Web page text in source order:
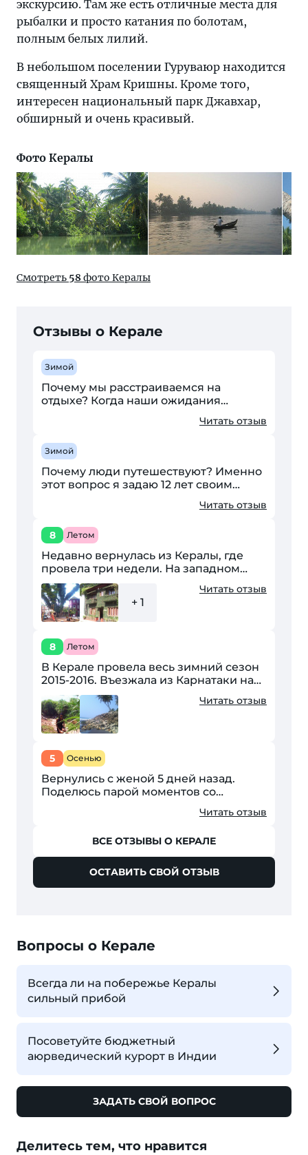
экскурсию. Там же есть отличные места для
рыбалки и просто катания по болотам,
полным белых лилий.
В небольшом поселении Гуруваюр находится
священный Храм Кришны. Кроме того,
интересен национальный парк Джавхар,
обширный и очень красивый.
Фото Кералы
Смотреть 58фото Кералы
Отзывы о Керале
Зимой
Почему мы расстраиваемся на
отдыхе? Когда наши ожидания
самом деле, или просто всё не так как
Читать отзыв
Зимой
Почему люди путешествуют? Именно
этот вопрос я задаю 12 лет своим
Почему путешествуешь ты я не знаю.
Читать отзыв
8 Летом
Недавно вернулась из Кералы, где
провела три недели. На западном
побережье Индии в июле сезон
муссонов, и пляжного отдыха никак
не выйдет — пляжи затоплены,...
+ 1
Читать отзыв
8 Летом
В Керале провела весь зимний сезон
2015-2016. Въезжала из Карнатаки на
арендованном байке. Первое, что
поразило сразу после пересечения
границы штатов —...
Читать отзыв
5 Осенью
Вернулись с женой 5 дней назад.
Поделюсь парой моментов со
нельзя курить. Нигде и никогда.Читать отзыв
ВСЕ ОТЗЫВЫ О КЕРАЛЕ
ОСТАВИТЬ СВОЙ ОТЗЫВ
Вопросы о Керале
Всегда ли на побережье Кералы
сильный прибой
Посоветуйте бюджетный
аюрведический курорт в Индии
ЗАДАТЬ СВОЙ ВОПРОС
Делитесь тем, что нравится